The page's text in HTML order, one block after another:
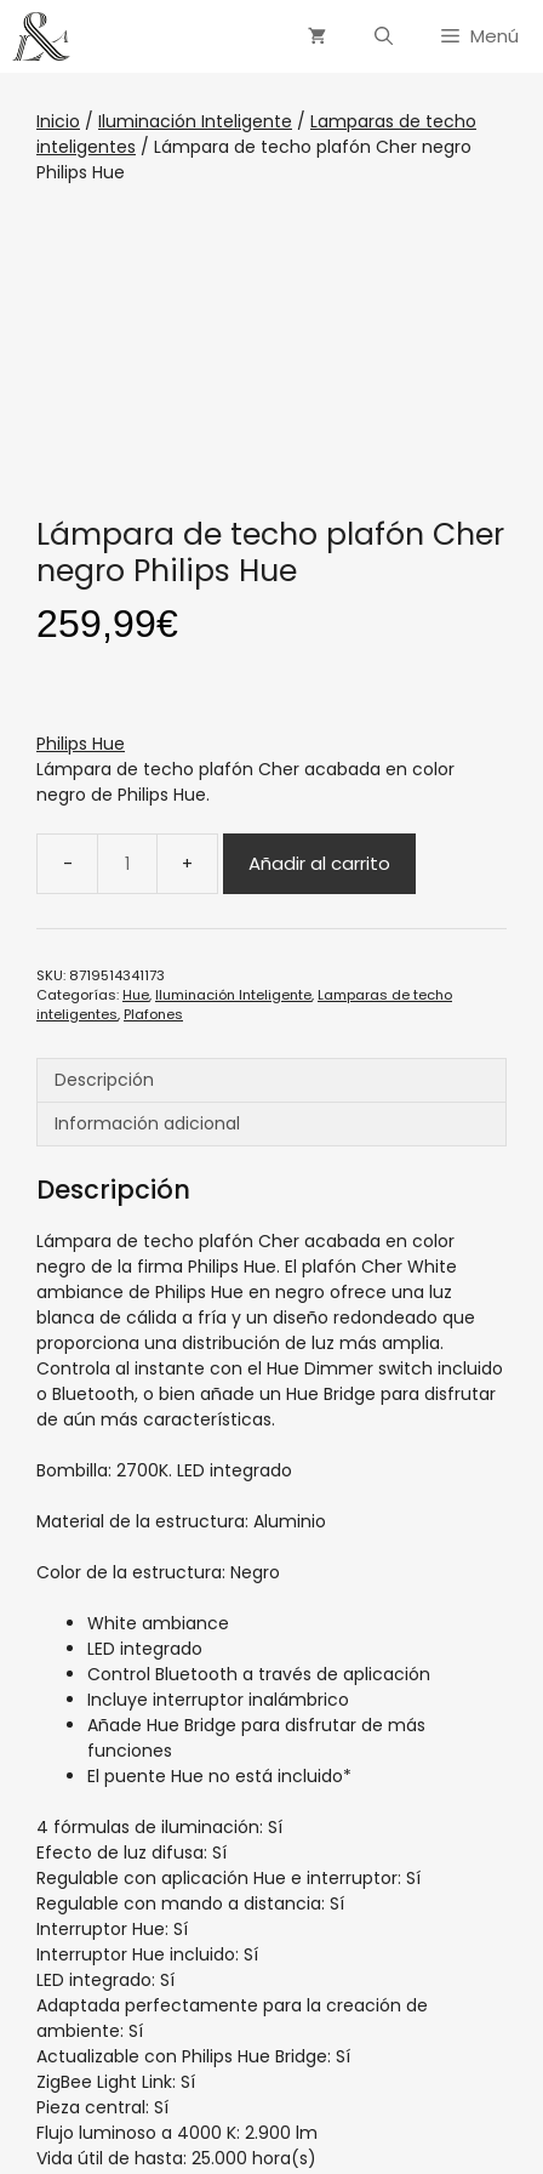
Menú
Inicio / Iluminación Inteligente / Lamparas de techo
inteligentes / Lámpara de techo plafón Cher negro
Philips Hue
Lámpara de techo plafón Cher
negro Philips Hue
259,99€
Philips Hue
Lámpara de techo plafón Cher acabada en color
negro de Philips Hue.
Añadir al carrito
SKU: 8719514341173
Categorías:Hue,Iluminación Inteligente,Lamparas de techo
inteligentes,Plafones
Descripción
Información adicional
Descripción
Lámpara de techo plafón Cher acabada en color
negro de la firma Philips Hue. El plafón Cher White
ambiance de Philips Hue en negro ofrece una luz
blanca de cálida a fría y un diseño redondeado que
proporciona una distribución de luz más amplia.
Controla al instante con el Hue Dimmer switch incluido
o Bluetooth, o bien añade un Hue Bridge para disfrutar
de aún más características.
Bombilla: 2700K. LED integrado
Material de la estructura: Aluminio
Color de la estructura: Negro
White ambiance
LED integrado
Control Bluetooth a través de aplicación
Incluye interruptor inalámbrico
Añade Hue Bridge para disfrutar de más
funciones
El puente Hue no está incluido*
4 fórmulas de iluminación: Sí
Efecto de luz difusa: Sí
Regulable con aplicación Hue e interruptor: Sí
Regulable con mando a distancia: Sí
Interruptor Hue: Sí
Interruptor Hue incluido: Sí
LED integrado: Sí
Adaptada perfectamente para la creación de
ambiente: Sí
Actualizable con Philips Hue Bridge: Sí
ZigBee Light Link: Sí
Pieza central: Sí
Flujo luminoso a 4000 K: 2.900 lm
Vida útil de hasta: 25.000 hora(s)